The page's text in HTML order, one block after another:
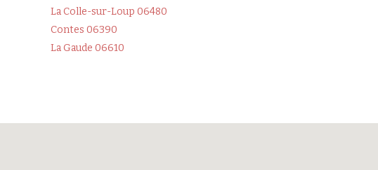
La Colle-sur-Loup 06480
Contes 06390
La Gaude 06610